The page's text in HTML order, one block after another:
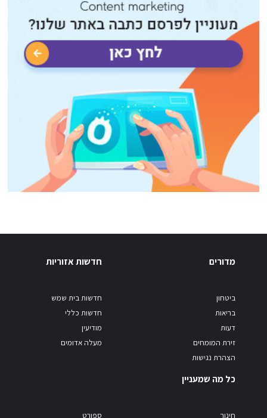
מדורים
ביטחון
בריאות
דעות
זירת המומחים
הצהרת נגישות
חדשות אזוריות
חדשות בית שמש
חדשות כללי
מודיעין
מעלה אדומים
כל מה שמעניין
חינוך ספורט